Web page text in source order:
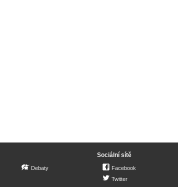
Debaty
Sociální sítě
Facebook
Twitter